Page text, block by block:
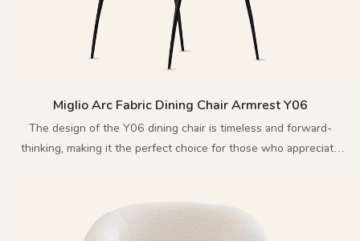
Miglio Arc Fabric Dining Chair Armrest Y06
The design of the Y06 dining chair is timeless and forward-
thinking, making it the perfect choice for those who appreciate